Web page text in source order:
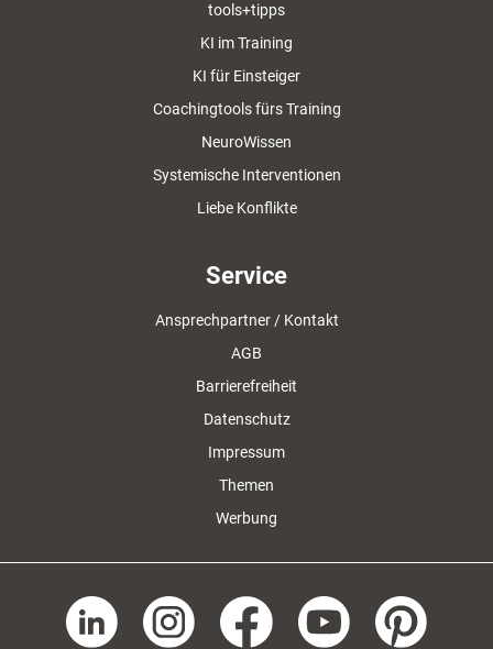
tools+tipps
KI im Training
KI für Einsteiger
Coachingtools fürs Training
NeuroWissen
Systemische Interventionen
Liebe Konflikte
Service
Ansprechpartner / Kontakt
AGB
Barrierefreiheit
Datenschutz
Impressum
Themen
Werbung